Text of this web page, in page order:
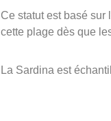
Ce statut est basé
cette plage dès que
La Sardina est